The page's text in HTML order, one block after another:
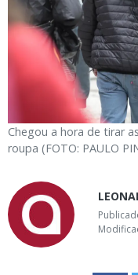
Chegou a hora de tirar
roupa (FOTO: PAULO